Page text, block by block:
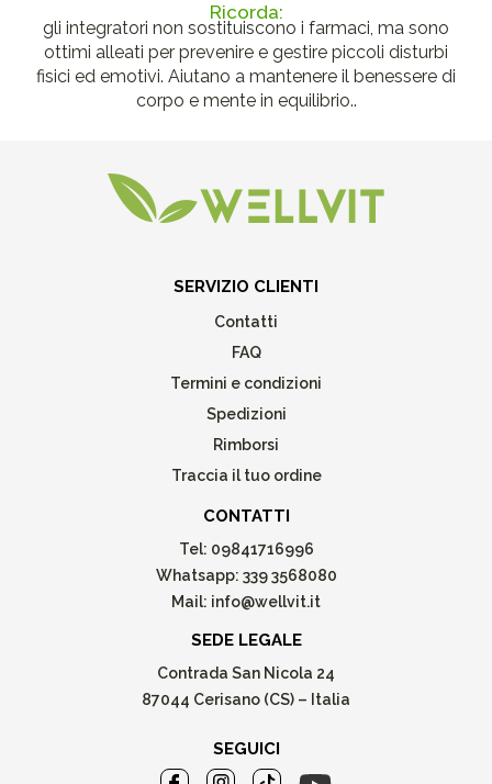
Ricorda:
gli integratori non sostituiscono i farmaci, ma sono
ottimi alleati per prevenire e gestire piccoli disturbi
fisici ed emotivi. Aiutano a mantenere il benessere di
corpo e mente in equilibrio..
SERVIZIO CLIENTI
Contatti
FAQ
Termini e condizioni
Spedizioni
Rimborsi
Traccia il tuo ordine
CONTATTI
Tel: 09841716996
Whatsapp: 339 3568080
Mail: info@wellvit.it
SEDE LEGALE
Contrada San Nicola 24
87044 Cerisano (CS) – Italia
SEGUICI